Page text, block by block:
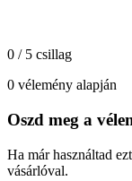
0 / 5 csillag
0 vélemény alapján
Oszd meg a
Ha már használtad
vásárlóval.